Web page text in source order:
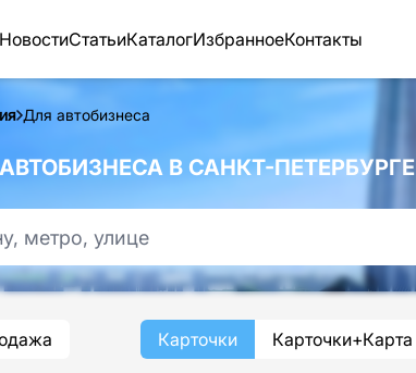
НовостиСтатьиКаталогИзбранноеКонтакты
Для автобизнеса
В САНКТ-ПЕТЕРБУРГЕ
Карточки Карточки+Карта